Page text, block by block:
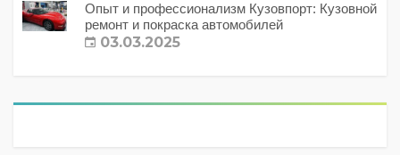
Опыт и профессионализм Кузовпорт: Кузовной
ремонт и покраска автомобилей
03.03.2025